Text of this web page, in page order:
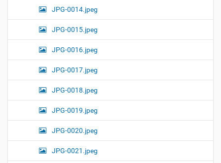
JPG-0014.jpeg
JPG-0015.jpeg
JPG-0016.jpeg
JPG-0017.jpeg
JPG-0018.jpeg
JPG-0019.jpeg
JPG-0020.jpeg
JPG-0021.jpeg